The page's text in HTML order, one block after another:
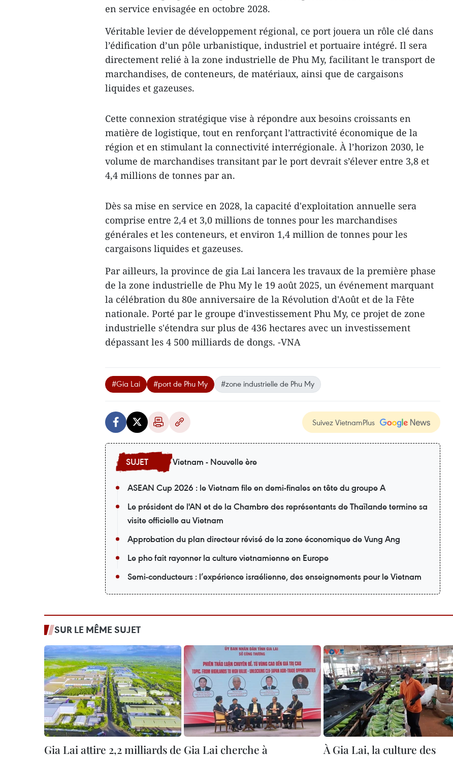
en service envisagée en octobre 2028.
Véritable levier de développement régional, ce port jouera un rôle clé dans
l’édification d’un pôle urbanistique, industriel et portuaire intégré. Il sera
directement relié à la zone industrielle de Phu My, facilitant le transport de
marchandises, de conteneurs, de matériaux, ainsi que de cargaisons
liquides et gazeuses.
Cette connexion stratégique vise à répondre aux besoins croissants en
matière de logistique, tout en renforçant l’attractivité économique de la
région et en stimulant la connectivité interrégionale. À l’horizon 2030, le
volume de marchandises transitant par le port devrait s’élever entre 3,8 et
4,4 millions de tonnes par an.
Dès sa mise en service en 2028, la capacité d'exploitation annuelle sera
comprise entre 2,4 et 3,0 millions de tonnes pour les marchandises
générales et les conteneurs, et environ 1,4 million de tonnes pour les
cargaisons liquides et gazeuses.
Par ailleurs, la province de gia Lai lancera les travaux de la première phase
de la zone industrielle de Phu My le 19 août 2025, un événement marquant
la célébration du 80e anniversaire de la Révolution d'Août et de la Fête
nationale. Porté par le groupe d'investissement Phu My, ce projet de zone
industrielle s'étendra sur plus de 436 hectares avec un investissement
dépassant les 4 500 milliards de dongs. -VNA
#Gia Lai #port de Phu My #zone industrielle de Phu My
Suivez VietnamPlus
Vietnam - Nouvelle ère
ASEAN Cup 2026 : le Vietnam file en demi-finales en tête du groupe A
Le président de l'AN et de la Chambre des représentants de Thaïlande termine sa
visite officielle au Vietnam
Approbation du plan directeur révisé de la zone économique de Vung Ang
Le pho fait rayonner la culture vietnamienne en Europe
Semi-conducteurs : l’expérience israélienne, des enseignements pour le Vietnam
SUR LE MÊME SUJET
Gia Lai attire 2,2 milliards de Gia Lai cherche à
À Gia Lai, la culture des